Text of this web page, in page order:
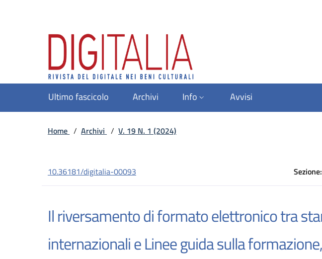
Ultimo fascicolo Archivi Info Avvisi
Home / Archivi / V. 19 N. 1 (2024)
10.36181/digitalia-00093 Sezione:
Il riversamento di formato elettronico tra
internazionali e Linee guida sulla